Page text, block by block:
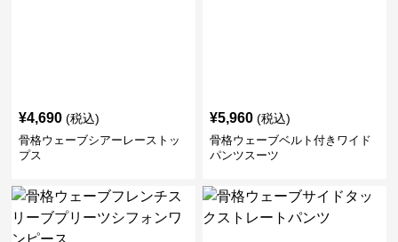
¥4,690 (税込)
骨格ウェーブシアーレーストッ
プス
¥5,960 (税込)
骨格ウェーブベルト付きワイド
パンツスーツ